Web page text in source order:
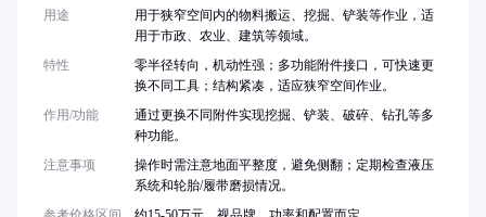
用途
用于狭窄空间内的物料搬运、挖掘、铲装等作业，适
用于市政、农业、建筑等领域。
特性
零半径转向，机动性强；多功能附件接口，可快速更
换不同工具；结构紧凑，适应狭窄空间作业。
作用/功能
通过更换不同附件实现挖掘、铲装、破碎、钻孔等多
种功能。
注意事项
操作时需注意地面平整度，避免侧翻；定期检查液压
系统和轮胎/履带磨损情况。